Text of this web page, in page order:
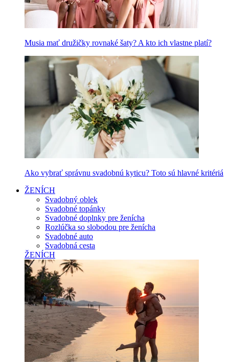
Musia mať družičky rovnaké šaty? A kto ich vlastne platí?
Ako vybrať správnu svadobnú kyticu? Toto sú hlavné kritériá
ŽENÍCH
Svadobný oblek
Svadobné topánky
Svadobné doplnky pre ženícha
Rozlúčka so slobodou pre ženícha
Svadobné auto
Svadobná cesta
ŽENÍCH